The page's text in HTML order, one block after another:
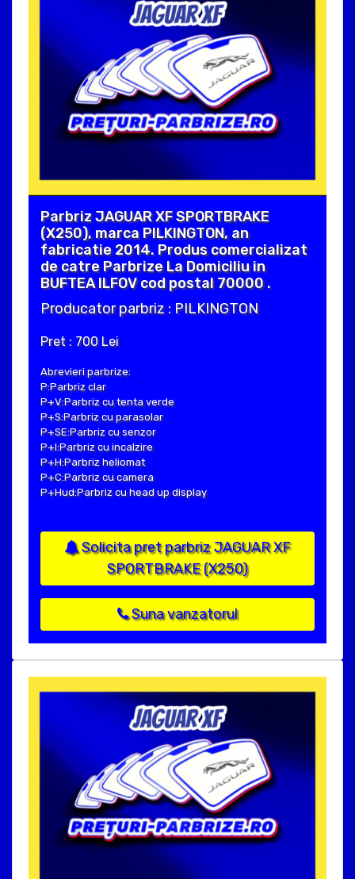
Parbriz JAGUAR XF SPORTBRAKE
(X250), marca PILKINGTON, an
fabricatie 2014. Produs comercializat
de catre Parbrize La Domiciliu in
BUFTEA ILFOV cod postal 70000 .
Producator parbriz : PILKINGTON
Pret : 700 Lei
Abrevieri parbrize:
P:Parbriz clar
P+V:Parbriz cu tenta verde
P+S:Parbriz cu parasolar
P+SE:Parbriz cu senzor
P+I:Parbriz cu incalzire
P+H:Parbriz heliomat
P+C:Parbriz cu camera
P+Hud:Parbriz cu head up display
Solicita pret parbriz JAGUAR XF
SPORTBRAKE (X250)
Suna vanzatorul